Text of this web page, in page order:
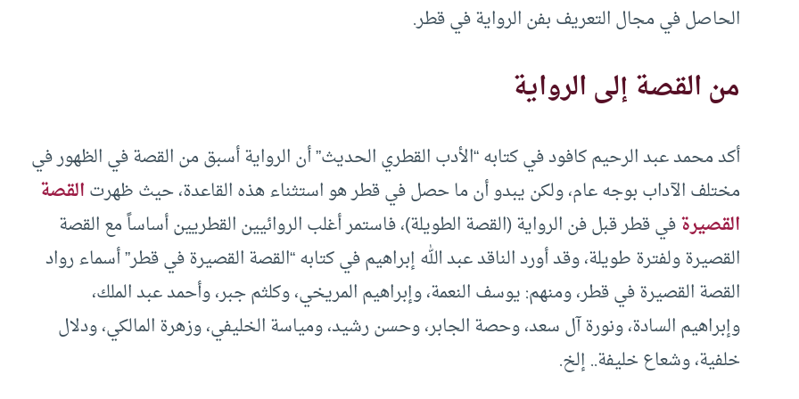
الحاصل في مجال التعريف بفن الرواية في قطر.
من القصة إلى الرواية
أكد محمد عبد الرحيم كافود في كتابه “الأدب القطري الحديث” أن الرواية أسبق من القصة في الظهور في
مختلف الآداب بوجه عام، ولكن يبدو أن ما حصل في قطر هو استثناء هذه القاعدة، حيث ظهرتالقصة
القصيرةفي قطر قبل فن الرواية (القصة الطويلة)، فاستمر أغلب الروائيين القطريين أساساً مع القصة
القصيرة ولفترة طويلة، وقد أورد الناقد عبد الله إبراهيم في كتابه “القصة القصيرة في قطر” أسماء رواد
القصة القصيرة في قطر، ومنهم: يوسف النعمة، وإبراهيم المريخي، وكلثم جبر، وأحمد عبد الملك،
وإبراهيم السادة، ونورة آل سعد، وحصة الجابر، وحسن رشيد، ومياسة الخليفي، وزهرة المالكي، ودلال
خلفية، وشعاع خليفة.. إلخ.